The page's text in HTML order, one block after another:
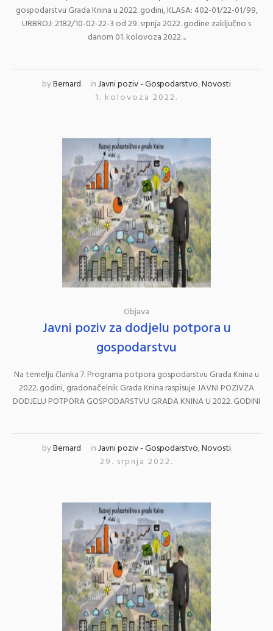
gospodarstvu Grada Knina u 2022. godini, KLASA: 402-01/22-01/99,
URBROJ: 2182/10-02-22-3 od 29. srpnja 2022. godine zaključno s
danom 01. kolovoza 2022....
byBernard inJavni poziv - Gospodarstvo,Novosti
1. kolovoza 2022.
Objava
Javni poziv za dodjelu potpora u
gospodarstvu
Na temelju članka 7. Programa potpora gospodarstvu Grada Knina u
2022. godini, gradonačelnik Grada Knina raspisuje JAVNI POZIVZA
DODJELU POTPORA GOSPODARSTVU GRADA KNINA U 2022. GODINI
byBernard inJavni poziv - Gospodarstvo,Novosti
29. srpnja 2022.